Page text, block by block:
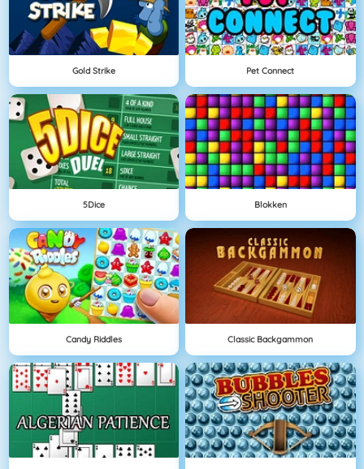
Gold Strike Pet Connect
5Dice Blokken
Candy Riddles Classic Backgammon